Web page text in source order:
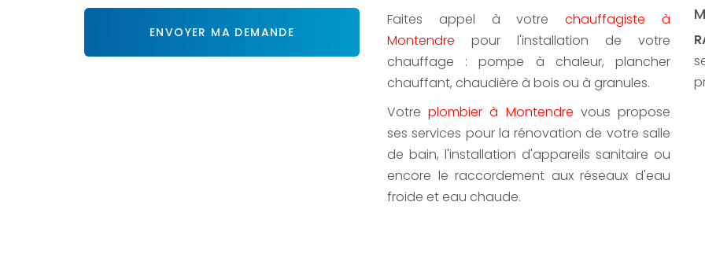
Acceptation
*
ENVOYER MA DEMANDE
Faites appel à votrechauffagiste à
Montendre pour l'installation de votre
chauffage : pompe à chaleur, plancher
chauffant, chaudière à bois ou à granules.
Votreplombier à Montendre vous propose
ses services pour la rénovation de votre salle
de bain, l'installation d'appareils sanitaire ou
encore le raccordement aux réseaux d'eau
froide et eau chaude.